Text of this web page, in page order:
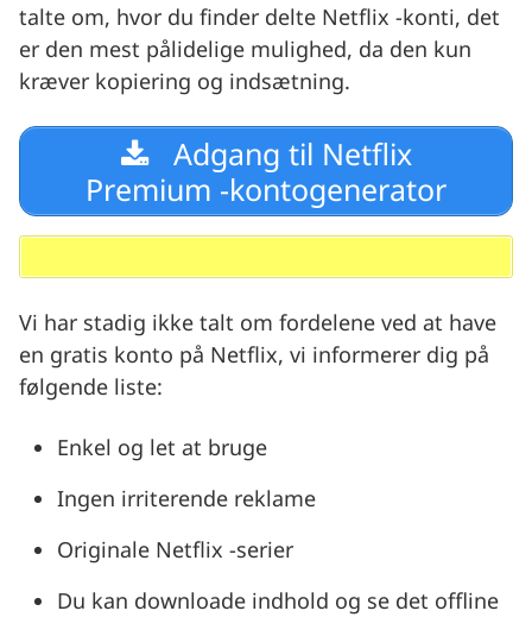
talte om, hvor du finder delte Netflix -konti, det
er den mest pålidelige mulighed, da den kun
kræver kopiering og indsætning.
Adgang til Netflix
Premium -kontogenerator
Vi har stadig ikke talt om fordelene ved at have
en gratis konto på Netflix, vi informerer dig på
følgende liste:
Enkel og let at bruge
Ingen irriterende reklame
Originale Netflix -serier
Du kan downloade indhold og se det offline